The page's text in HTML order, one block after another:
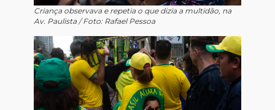
Criança observava e repetia o que dizia a multidão, na
Av. Paulista / Foto: Rafael Pessoa